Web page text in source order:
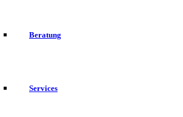
Beratung
Services